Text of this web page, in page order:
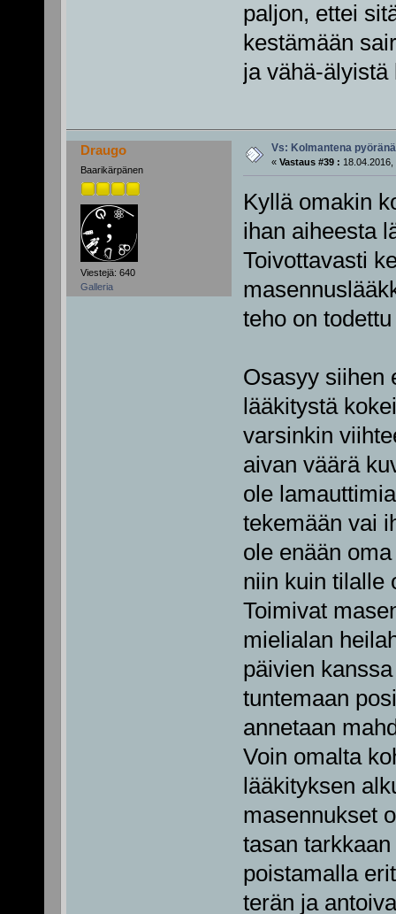
paljon, ettei
kestämään
ja vähä-älyistä
Draugo
Baarikärpänen
Viestejä: 640
Galleria
Vs: Kolmantena
« Vastaus #39 : 18.04.2016,
Kyllä omakin
ihan aiheesta
Toivottavasti
teho on
Osasyy siihen
lääkitystä
varsinkin
aivan väärä
ole
tekemään vai
ole enään
niin kuin tilalle
Toimivat
mielialan
päivien
tuntemaan
annetaan
Voin omalta
lääkityksen
masennukset
tasan
poistamalla
terän ja